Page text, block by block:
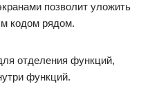
позволит уложить
кодом рядом.
отделения функций,
функций.